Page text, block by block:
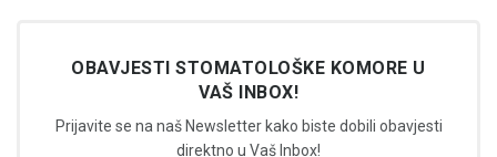
OBAVJESTI STOMATOLOŠKE KOMORE U
VAŠ INBOX!
Prijavite se na naš Newsletter kako biste dobili obavjesti
direktno u Vaš Inbox!